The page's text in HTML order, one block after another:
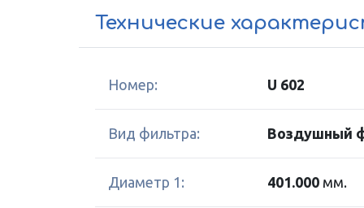
Технические
Номер: U 602
Вид фильтра: Воздушный
Диаметр 1: 401.000 мм.